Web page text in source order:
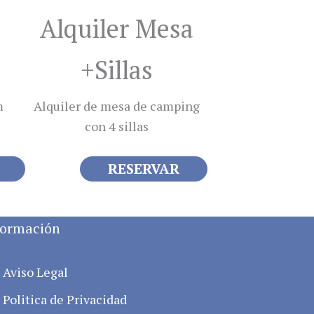
Alquiler Mesa
+Sillas
Alquiler de mesa de camping
con 4 sillas
RESERVAR
Aviso Legal
Politica de Privacidad